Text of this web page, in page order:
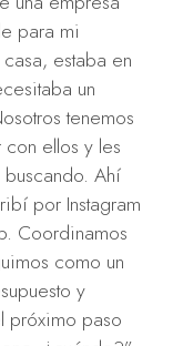
para mi
estaba en
un
tenemos
ellos y les
Ahí
por Instagram
Coordinamos
como un
y
próximo paso